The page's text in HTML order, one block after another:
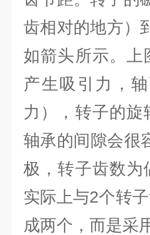
齿相对的地方）
如箭头所示。上
产生吸引力，
力），转子的
轴承的间隙会很
极，转子齿数为
实际上与2个转
成两个，而是采